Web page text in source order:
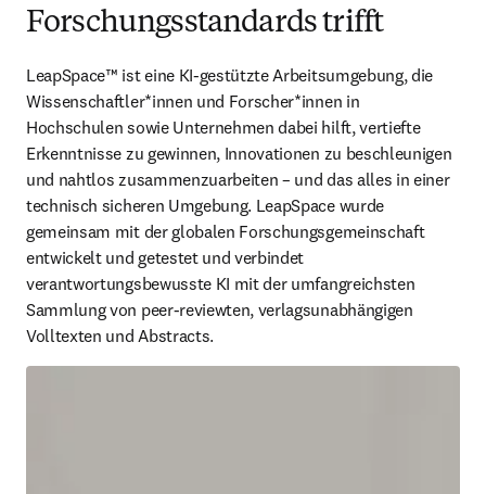
Forschungsstandards trifft
LeapSpace™ ist eine KI-gestützte Arbeitsumgebung, die
Wissenschaftler*innen und Forscher*innen in
Hochschulen sowie Unternehmen dabei hilft, vertiefte
Erkenntnisse zu gewinnen, Innovationen zu beschleunigen
und nahtlos zusammenzuarbeiten – und das alles in einer
technisch sicheren Umgebung. LeapSpace wurde
gemeinsam mit der globalen Forschungsgemeinschaft
entwickelt und getestet und verbindet
verantwortungsbewusste KI mit der umfangreichsten
Sammlung von peer-reviewten, verlagsunabhängigen
Volltexten und Abstracts.